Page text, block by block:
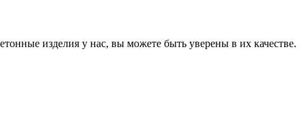
изделия у нас, вы можете быть уверены в их качестве.